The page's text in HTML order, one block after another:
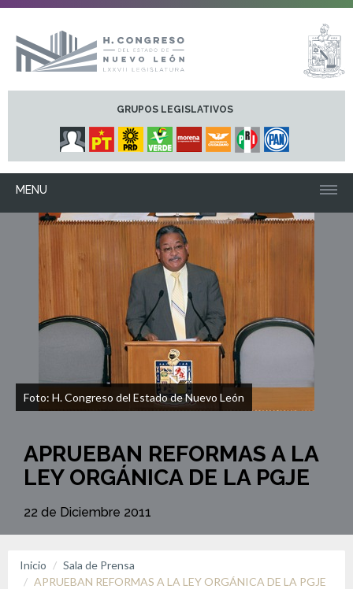
GRUPOS LEGISLATIVOS
MENU
Foto: H. Congreso del Estado de Nuevo León
APRUEBAN REFORMAS A LA
LEY ORGÁNICA DE LA PGJE
22 de Diciembre 2011
Inicio
Sala de Prensa
APRUEBAN REFORMAS A LA LEY ORGÁNICA DE LA PGJE